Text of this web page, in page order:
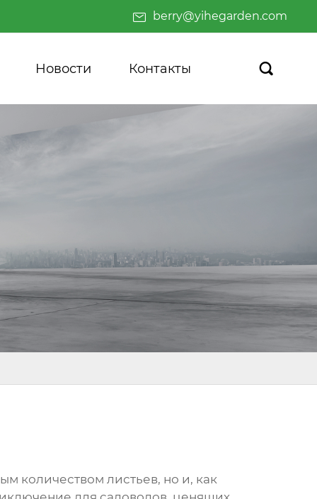
berry@yihegarden.com
Новости Контакты 
количеством листьев, но и, как